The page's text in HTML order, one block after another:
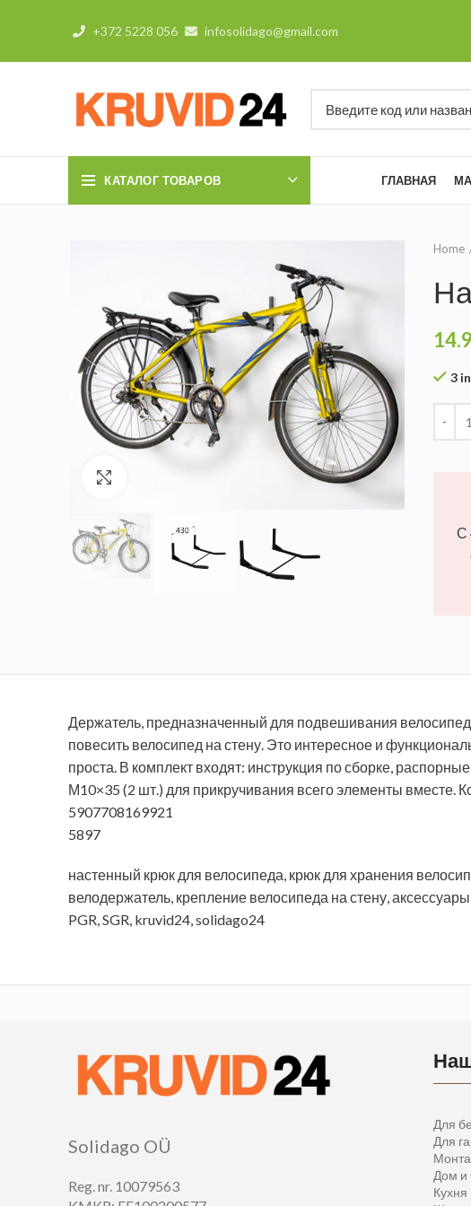
+372 5228 056 infosolidago@gmail.com
КАТАЛОГ ТОВАРОВ ГЛАВНАЯ
Home
3
С
Держатель, предназначенный для подвешивания
повесить велосипед на стену. Это интересное и
проста. В комплект входят: инструкция по сборке,
М10×35 (2 шт.) для прикручивания всего элементы вместе.
5907708169921
5897
настенный крюк для велосипеда, крюк для хранения
велодержатель, крепление велосипеда на стену,
PGR, SGR, kruvid24, solidago24
Solidago OÜ
Reg. nr. 10079563
Для
Для
Дом и
Кухня